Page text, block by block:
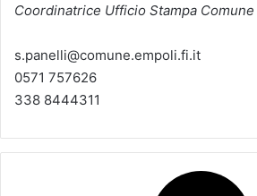
Coordinatrice Ufficio Stampa
s.panelli@comune.empoli.fi.it
0571 757626
338 8444311